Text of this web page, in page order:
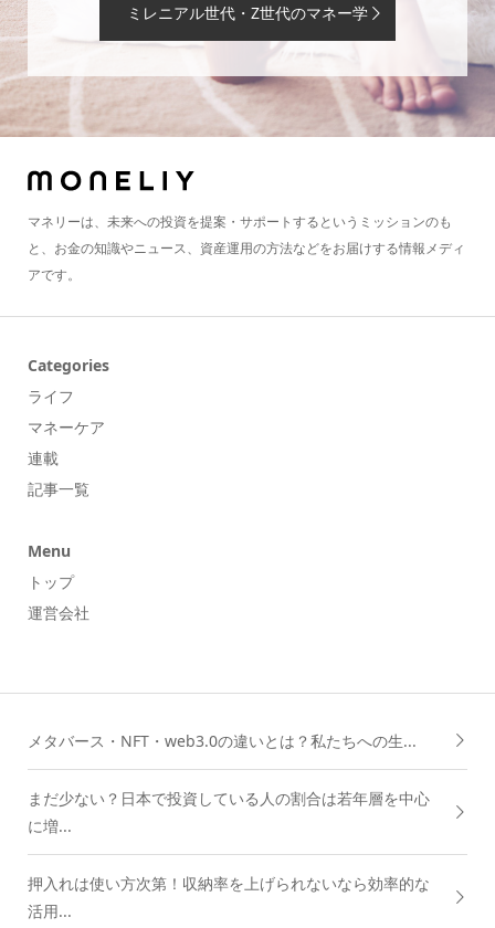
ミレニアル世代・Z世代のマネー学
マネリーは、未来への投資を提案・サポートするというミッションのも
と、お金の知識やニュース、資産運用の方法などをお届けする情報メディ
アです。
Categories
ライフ
マネーケア
連載
記事一覧
Menu
トップ
運営会社
メタバース・NFT・web3.0の違いとは？私たちへの生...
まだ少ない？日本で投資している人の割合は若年層を中心
に増...
押入れは使い方次第！収納率を上げられないなら効率的な
活用...